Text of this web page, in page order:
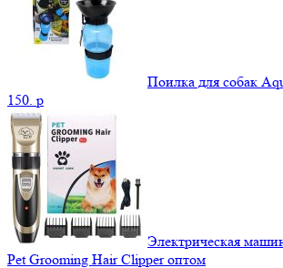
Поилка для собак
150. p
Электрическая
Pet Grooming Hair Clipper оптом